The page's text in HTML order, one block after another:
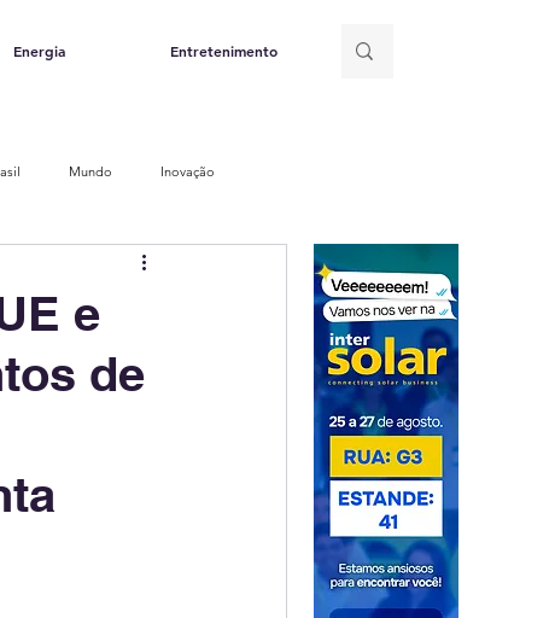
Energia Entretenimento
Mundo Inovação
de energia
e
de